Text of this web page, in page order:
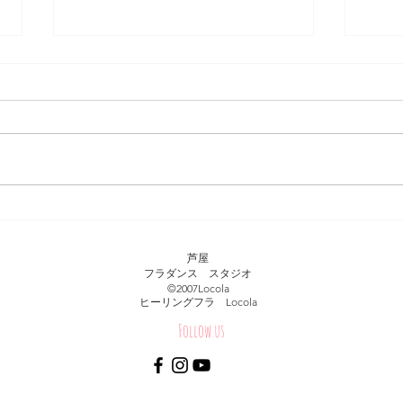
芦屋
フラダンス スタジオ
​©︎2007Locola
​ヒーリングフラ Locola
Follow us